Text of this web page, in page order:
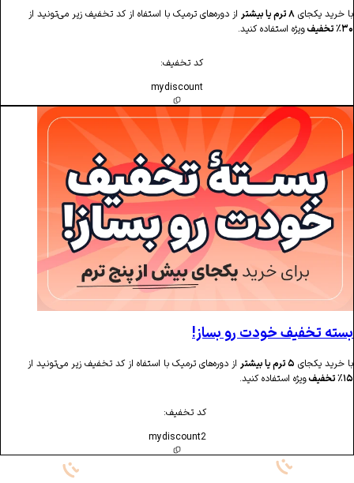
۸ ترم یا بیشتر
از دوره‌های ترمیک با استفاه از کد تخفیف زیر می‌تونید از
استفاده کنید.
خودت رو بساز!
۵ ترم یا بیشتر
از دوره‌های ترمیک با استفاه از کد تخفیف زیر می‌تونید از
استفاده کنید.
mydiscount2